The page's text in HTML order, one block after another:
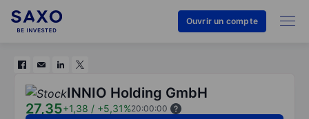
Ouvrir un compte
INNIO Holding GmbH
27,35+1,38 / +5,31%20:00:00